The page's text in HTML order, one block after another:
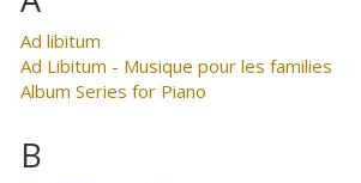
Ad libitum
Ad Libitum - Musique pour les families
Album Series for Piano
B